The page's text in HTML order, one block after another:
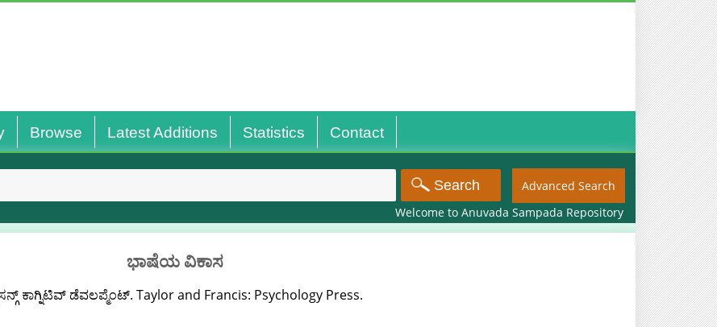
Browse Latest Additions Statistics Contact
Advanced Search
Welcome to Anuvada Sampada Repository
ಭಾಷೆಯ ವಿಕಾಸ
ಕಾಗ್ನಿಟಿವ್ ಡೆವಲಪ್ಮೆಂಟ್. Taylor and Francis: Psychology Press.